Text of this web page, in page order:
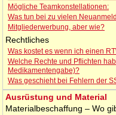
Mögliche Teamkonstellationen:
Was tun bei zu vielen
Mitgliederwerbung, aber wie?
Rechtliches
Was kostet es wenn ich einen
Welche Rechte und Pflichten
Medikamentengabe)?
Was geschieht bei Fehlern der
Ausrüstung und Material
Materialbeschaffung – Wo